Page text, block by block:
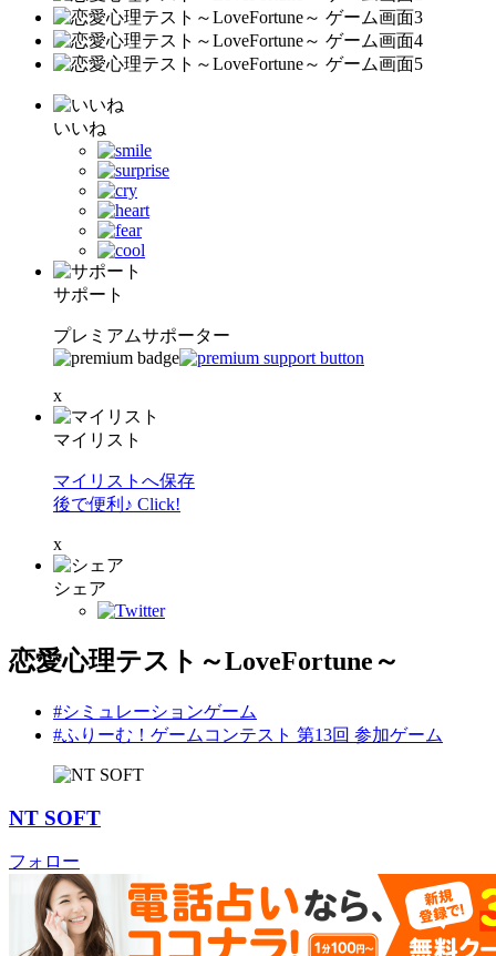
いいね
サポート
プレミアムサポーター
x
マイリスト
マイリストへ保存
後で便利♪ Click!
x
シェア
恋愛心理テスト～LoveFortune～
#シミュレーションゲーム
#ふりーむ！ゲームコンテスト 第13回 参加ゲーム
NT SOFT
フォロー